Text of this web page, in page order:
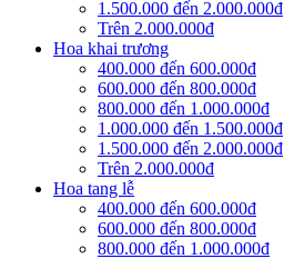
1.500.000 đến 2.000.000đ
Trên 2.000.000đ
Hoa khai trương
400.000 đến 600.000đ
600.000 đến 800.000đ
800.000 đến 1.000.000đ
1.000.000 đến 1.500.000đ
1.500.000 đến 2.000.000đ
Trên 2.000.000đ
Hoa tang lễ
400.000 đến 600.000đ
600.000 đến 800.000đ
800.000 đến 1.000.000đ